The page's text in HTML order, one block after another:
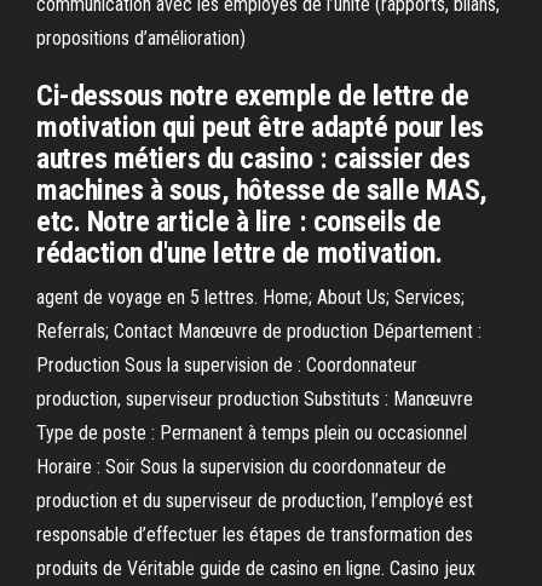
propositions d’amélioration)
Ci-dessous notre exemple de lettre de
motivation qui peut être adapté pour les
autres métiers du casino : caissier des
machines à sous, hôtesse de salle MAS,
etc. Notre article à lire : conseils de
rédaction d'une lettre de motivation.
agent de voyage en 5 lettres. Home; About Us; Services;
Referrals; Contact Manœuvre de production Département :
Production Sous la supervision de : Coordonnateur
production, superviseur production Substituts : Manœuvre
Type de poste : Permanent à temps plein ou occasionnel
Horaire : Soir Sous la supervision du coordonnateur de
production et du superviseur de production, l’employé est
responsable d’effectuer les étapes de transformation des
produits de Véritable guide de casino en ligne. Casino jeux